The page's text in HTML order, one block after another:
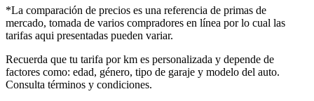
*La comparación de precios es una referencia de primas de
mercado, tomada de varios compradores en línea por lo cual las
tarifas aqui presentadas pueden variar.
Recuerda que tu tarifa por km es personalizada y depende de
factores como: edad, género, tipo de garaje y modelo del auto.
Consulta términos y condiciones.